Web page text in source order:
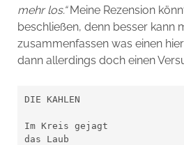
mehr los.“Meine Rezension
beschließen, denn besser kann
zusammenfassen was einen
dann allerdings doch einen
DIE KAHLEN
Im Kreis gejagt
das Laub